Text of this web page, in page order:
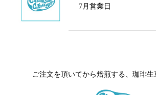
7月営業日
ご注文を頂いてから焙煎する、珈琲生